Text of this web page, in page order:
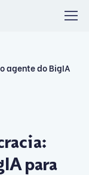
agente do BigIA
para